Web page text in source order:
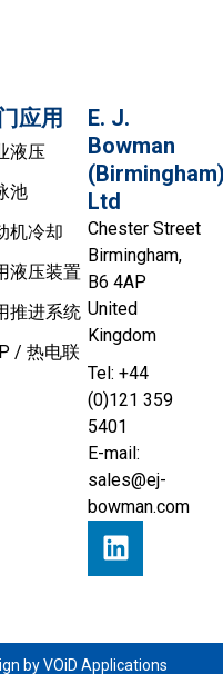
应用
液压
池
机冷却
液压装置
推进系统
/ 热电联
E. J.
Bowman
Ltd
Chester Street
Birmingham,
B6 4AP
United
Kingdom
Tel: +44
(0)121 359
5401
E-mail:
sales@ej-
bowman.com
by VOiD Applications